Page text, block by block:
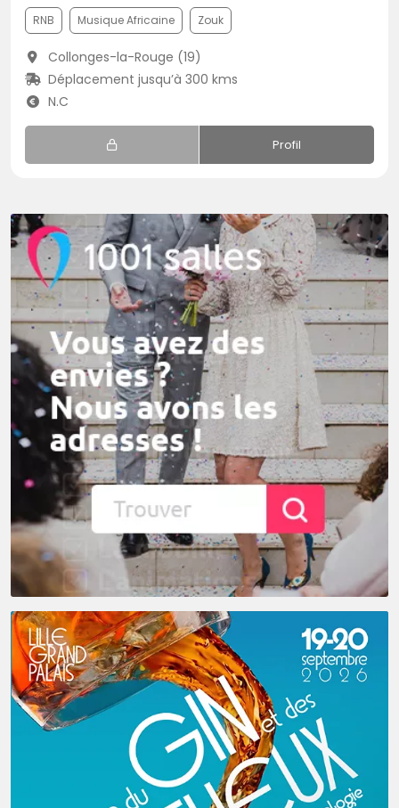
RNB Musique Africaine Zouk
Collonges-la-Rouge (19)
Déplacement jusqu’à 300 kms
N.C
Profil